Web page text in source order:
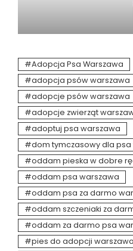
Adopcja Psa Warszawa
adopcja psów warszawa
adopcje psów warszawa
adopcje zwierząt
adoptuj psa warszawa
dom tymczasowy dla
oddam pieska w dobre
oddam psa warszawa
oddam psa za darmo
oddam szczeniaki za
oddam za darmo psa
pies do adopcji warszawa